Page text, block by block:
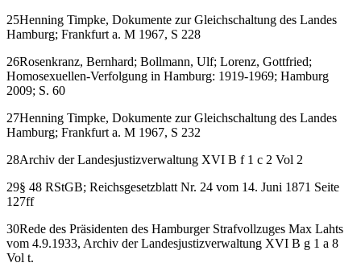
25Henning Timpke, Dokumente zur Gleichschaltung des Landes
Hamburg; Frankfurt a. M 1967, S 228
26Rosenkranz, Bernhard; Bollmann, Ulf; Lorenz, Gottfried;
Homosexuellen-Verfolgung in Hamburg: 1919-1969; Hamburg
2009; S. 60
27Henning Timpke, Dokumente zur Gleichschaltung des Landes
Hamburg; Frankfurt a. M 1967, S 232
28Archiv der Landesjustizverwaltung XVI B f 1 c 2 Vol 2
29§ 48 RStGB; Reichsgesetzblatt Nr. 24 vom 14. Juni 1871 Seite
127ff
30Rede des Präsidenten des Hamburger Strafvollzuges Max Lahts
vom 4.9.1933, Archiv der Landesjustizverwaltung XVI B g 1 a 8
Vol t.